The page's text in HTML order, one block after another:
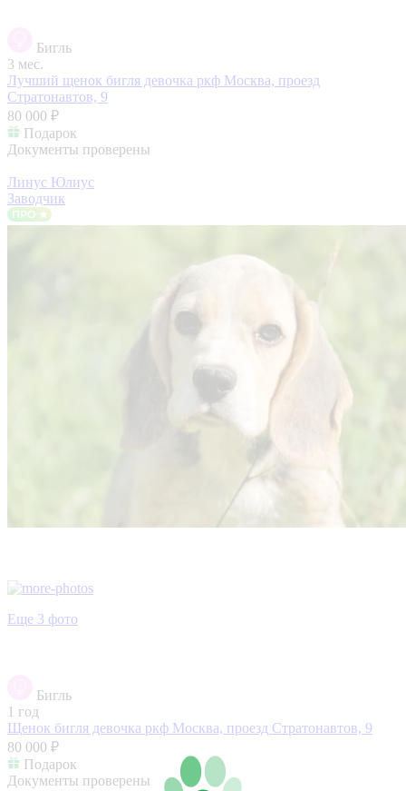
Бигль
3 мес.
Лучший щенок бигля девочка ркф Москва, проезд
Стратонавтов, 9
80 000 ₽
Подарок
Документы проверены
Линус Юлиус
Заводчик
Еще 3 фото
Бигль
1 год
Щенок бигля девочка ркф Москва, проезд Стратонавтов, 9
80 000 ₽
Подарок
Документы проверены